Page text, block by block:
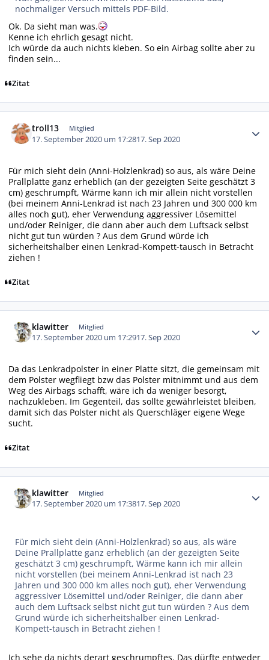
nochmaliger Versuch mittels PDF-Bild.
Ok. Da sieht man was.
Kenne ich ehrlich gesagt nicht.
Ich würde da auch nichts kleben. So ein Airbag sollte aber zu
finden sein...
Zitat
troll13 Mitglied
17. September 2020 um 17:2817. Sep 2020
Für mich sieht dein (Anni-Holzlenkrad) so aus, als wäre Deine
Prallplatte ganz erheblich (an der gezeigten Seite geschätzt 3
cm) geschrumpft, Wärme kann ich mir allein nicht vorstellen
(bei meinem Anni-Lenkrad ist nach 23 Jahren und 300 000 km
alles noch gut), eher Verwendung aggressiver Lösemittel
und/oder Reiniger, die dann aber auch dem Luftsack selbst
nicht gut tun würden ? Aus dem Grund würde ich
sicherheitshalber einen Lenkrad-Kompett-tausch in Betracht
ziehen !
Zitat
klawitter Mitglied
17. September 2020 um 17:2917. Sep 2020
Da das Lenkradpolster in einer Platte sitzt, die gemeinsam mit
dem Polster wegfliegt bzw das Polster mitnimmt und aus dem
Weg des Airbags schafft, wäre ich da weniger besorgt,
nachzukleben. Im Gegenteil, das sollte gewährleistet bleiben,
damit sich das Polster nicht als Querschläger eigene Wege
sucht.
Zitat
klawitter Mitglied
17. September 2020 um 17:3817. Sep 2020
Für mich sieht dein (Anni-Holzlenkrad) so aus, als wäre
Deine Prallplatte ganz erheblich (an der gezeigten Seite
geschätzt 3 cm) geschrumpft, Wärme kann ich mir allein
nicht vorstellen (bei meinem Anni-Lenkrad ist nach 23
Jahren und 300 000 km alles noch gut), eher Verwendung
aggressiver Lösemittel und/oder Reiniger, die dann aber
auch dem Luftsack selbst nicht gut tun würden ? Aus dem
Grund würde ich sicherheitshalber einen Lenkrad-
Kompett-tausch in Betracht ziehen !
Ich sehe da nichts derart geschrumpftes. Das dürfte entweder